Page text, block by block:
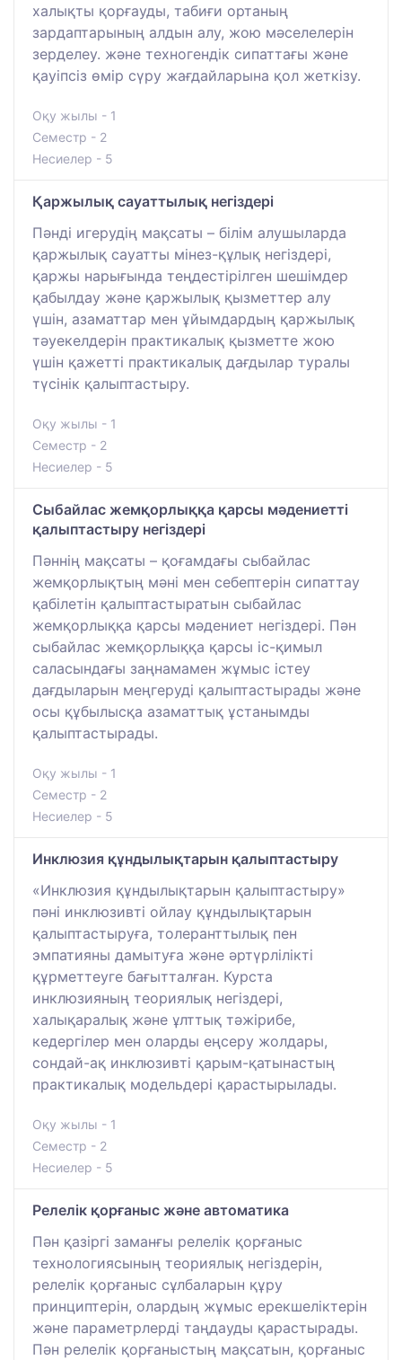
халықты қорғауды, табиғи ортаның
зардаптарының алдын алу, жою мәселелерін
зерделеу. және техногендік сипаттағы және
қауіпсіз өмір сүру жағдайларына қол жеткізу.
Оқу жылы - 1
Семестр - 2
Несиелер - 5
Қаржылық сауаттылық негіздері
Пәнді игерудің мақсаты – білім алушыларда
қаржылық сауатты мінез-құлық негіздері,
қаржы нарығында теңдестірілген шешімдер
қабылдау және қаржылық қызметтер алу
үшін, азаматтар мен ұйымдардың қаржылық
тәуекелдерін практикалық қызметте жою
үшін қажетті практикалық дағдылар туралы
түсінік қалыптастыру.
Оқу жылы - 1
Семестр - 2
Несиелер - 5
Сыбайлас жемқорлыққа қарсы мәдениетті
қалыптастыру негіздері
Пәннің мақсаты – қоғамдағы сыбайлас
жемқорлықтың мәні мен себептерін сипаттау
қабілетін қалыптастыратын сыбайлас
жемқорлыққа қарсы мәдениет негіздері. Пән
сыбайлас жемқорлыққа қарсы іс-қимыл
саласындағы заңнамамен жұмыс істеу
дағдыларын меңгеруді қалыптастырады және
осы құбылысқа азаматтық ұстанымды
қалыптастырады.
Оқу жылы - 1
Семестр - 2
Несиелер - 5
Инклюзия құндылықтарын қалыптастыру
«Инклюзия құндылықтарын қалыптастыру»
пәні инклюзивті ойлау құндылықтарын
қалыптастыруға, толеранттылық пен
эмпатияны дамытуға және әртүрлілікті
құрметтеуге бағытталған. Курста
инклюзияның теориялық негіздері,
халықаралық және ұлттық тәжірибе,
кедергілер мен оларды еңсеру жолдары,
сондай-ақ инклюзивті қарым-қатынастың
практикалық модельдері қарастырылады.
Оқу жылы - 1
Семестр - 2
Несиелер - 5
Релелік қорғаныс және автоматика
Пән қазіргі заманғы релелік қорғаныс
технологиясының теориялық негіздерін,
релелік қорғаныс сұлбаларын құру
принциптерін, олардың жұмыс ерекшеліктерін
және параметрлерді таңдауды қарастырады.
Пән релелік қорғаныстың мақсатын, қорғаныс